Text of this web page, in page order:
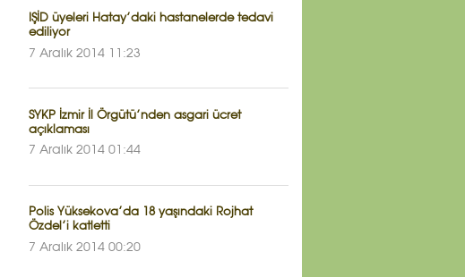
IŞİD üyeleri Hatay’daki hastanelerde tedavi
ediliyor
7 Aralık 2014 11:23
SYKP İzmir İl Örgütü’nden asgari ücret
açıklaması
7 Aralık 2014 01:44
Polis Yüksekova’da 18 yaşındaki Rojhat
Özdel’i katletti
7 Aralık 2014 00:20